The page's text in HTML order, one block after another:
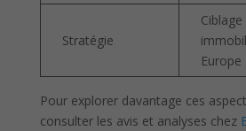
Stratégie
Europe
Pour explorer davantage ces
consulter les avis et analyses chez